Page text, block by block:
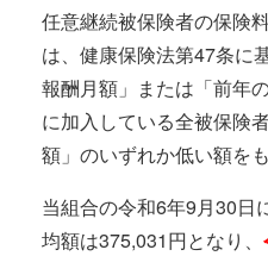
任意継続被保険者の保険
は、健康保険法第47条に
報酬月額」または「前年
に加入している全被保険
額」のいずれか低い額を
当組合の令和6年9月30日
均額は375,031円となり、